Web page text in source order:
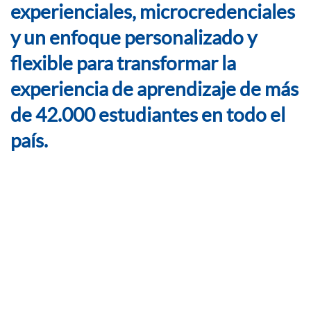
experienciales, microcredenciales
y un enfoque personalizado y
flexible para transformar la
experiencia de aprendizaje de más
de 42.000 estudiantes en todo el
país.